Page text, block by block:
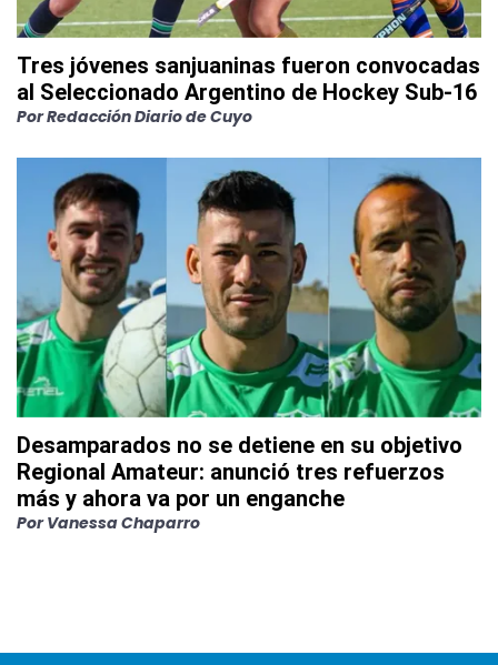
Tres jóvenes sanjuaninas fueron convocadas
al Seleccionado Argentino de Hockey Sub-16
PorRedacción Diario de Cuyo
Desamparados no se detiene en su objetivo
Regional Amateur: anunció tres refuerzos
más y ahora va por un enganche
Por Vanessa Chaparro